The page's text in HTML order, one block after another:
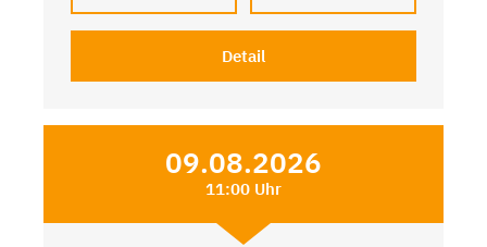
Detail
09.08.2026
11:00 Uhr